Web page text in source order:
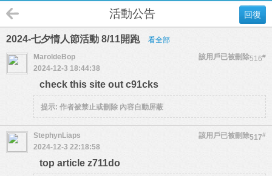
回復
活動公告
2024-七夕情人節活動 8/11開跑 看全部
516#
MaroldeBop
該用戶已被刪除
2024-12-3 18:44:38
check this site out c91cks
提示: 作者被禁止或刪除 內容自動屏蔽
517#
StephynLiaps
該用戶已被刪除
2024-12-3 22:18:58
top article z711do